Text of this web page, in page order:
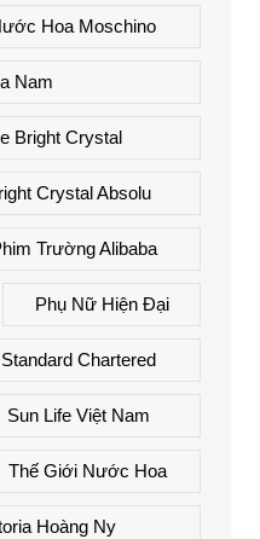
Hoa Moschino
Nam
Bright Crystal
Crystal Absolu
Trường Alibaba
Phụ Nữ Hiện Đại
Standard Chartered
Sun Life Việt Nam
Thế Giới Nước Hoa
Hoàng Ny